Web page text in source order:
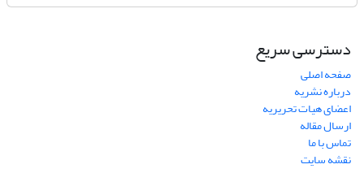
دسترسی سریع
صفحه اصلی
درباره نشریه
اعضای هیات تحریریه
ارسال مقاله
تماس با ما
نقشه سایت